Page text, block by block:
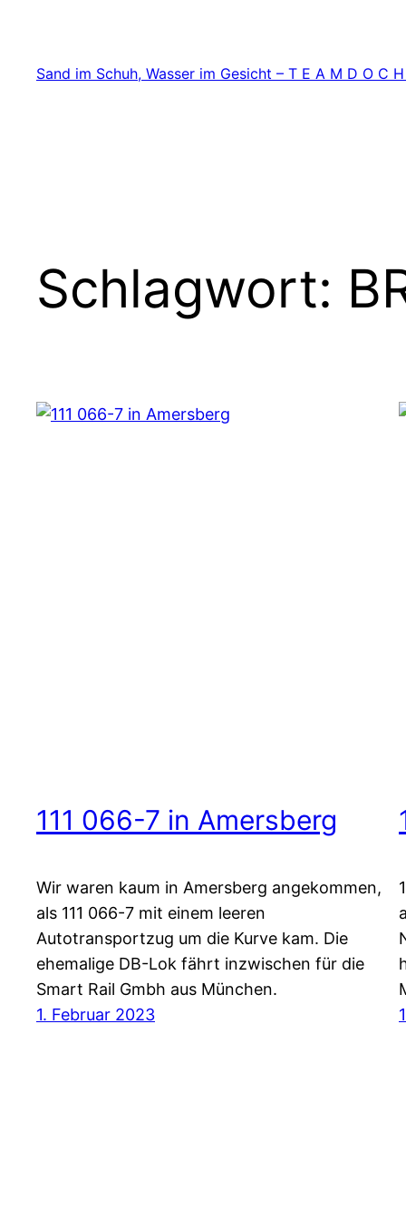
springen
Sand im Schuh, Wasser im Gesicht – T E A M D O C
Schlagwort:
111 066-7 in Amersberg
Wir waren kaum in Amersberg angekommen,
als 111 066-7 mit einem leeren
Autotransportzug um die Kurve kam. Die
ehemalige DB-Lok fährt inzwischen für die
Smart Rail Gmbh aus München.
1. Februar 2023